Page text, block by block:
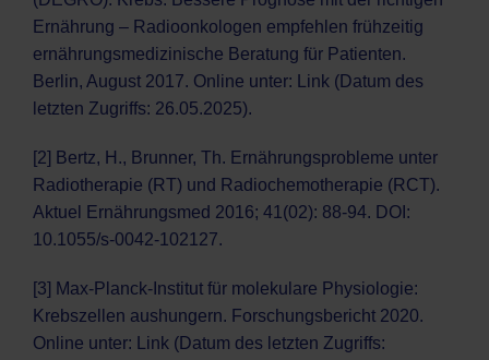
Ernährung – Radioonkologen empfehlen frühzeitig
ernährungsmedizinische Beratung für Patienten.
Berlin, August 2017. Online unter: Link (Datum des
letzten Zugriffs: 26.05.2025).
[2] Bertz, H., Brunner, Th. Ernährungsprobleme unter
Radiotherapie (RT) und Radiochemotherapie (RCT).
Aktuel Ernährungsmed 2016; 41(02): 88-94. DOI:
10.1055/s-0042-102127.
[3] Max-Planck-Institut für molekulare Physiologie:
Krebszellen aushungern. Forschungsbericht 2020.
Online unter: Link (Datum des letzten Zugriffs: